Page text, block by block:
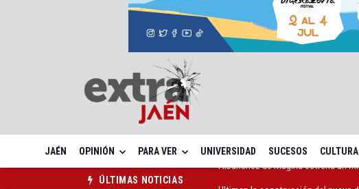
JAÉN OPINIÓN PARA VER UNIVERSIDAD SUCESOS CULTURA
ÚLTIMAS NOTICIAS